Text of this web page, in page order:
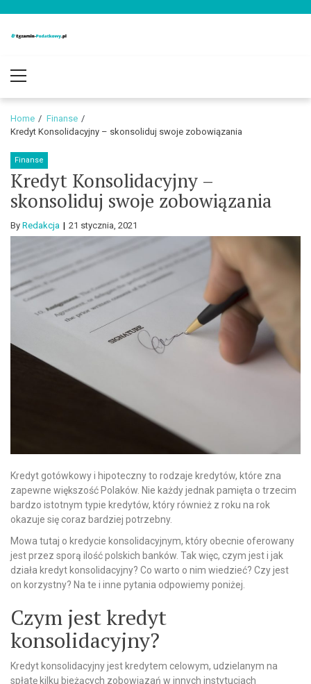
navigation
content
Podatkowy.pl
Menu
Home
Finanse
Kredyt Konsolidacyjny – skonsoliduj swoje zobowiązania
Finanse
Kredyt Konsolidacyjny –
skonsoliduj swoje zobowiązania
By Redakcja 21 stycznia, 2021
Kredyt gotówkowy i hipoteczny to rodzaje kredytów, które zna
zapewne większość Polaków. Nie każdy jednak pamięta o trzecim
bardzo istotnym typie kredytów, który również z roku na rok
okazuje się coraz bardziej potrzebny.
Mowa tutaj o kredycie konsolidacyjnym, który obecnie oferowany
jest przez sporą ilość polskich banków. Tak więc, czym jest i jak
działa kredyt konsolidacyjny? Co warto o nim wiedzieć? Czy jest
on korzystny? Na te i inne pytania odpowiemy poniżej.
Czym jest kredyt
konsolidacyjny?
Kredyt konsolidacyjny jest kredytem celowym, udzielanym na
spłatę kilku bieżących zobowiązań w innych instytucjach